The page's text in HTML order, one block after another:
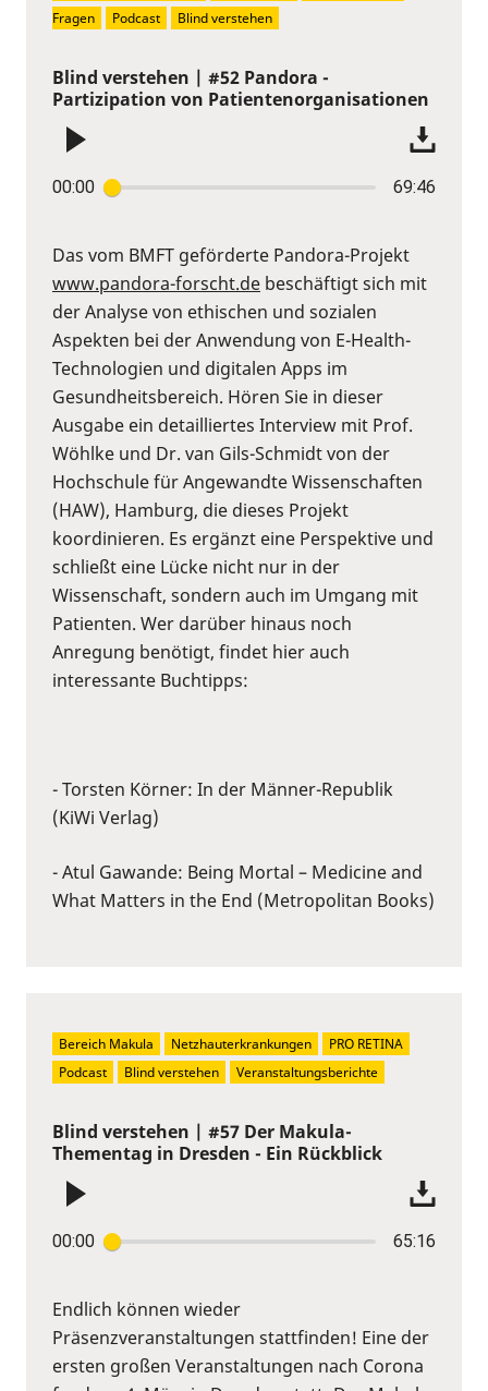
Blind verstehen | #52 Pandora -
Partizipation von Patientenorganisationen
00:00 69:46
Das vom BMFT geförderte Pandora-Projekt
www.pandora-forscht.de beschäftigt sich mit
der Analyse von ethischen und sozialen
Aspekten bei der Anwendung von E-Health-
Technologien und digitalen Apps im
Gesundheitsbereich. Hören Sie in dieser
Ausgabe ein detailliertes Interview mit Prof.
Wöhlke und Dr. van Gils-Schmidt von der
Hochschule für Angewandte Wissenschaften
(HAW), Hamburg, die dieses Projekt
koordinieren. Es ergänzt eine Perspektive und
schließt eine Lücke nicht nur in der
Wissenschaft, sondern auch im Umgang mit
Patienten. Wer darüber hinaus noch
Anregung benötigt, findet hier auch
interessante Buchtipps:
- Torsten Körner: In der Männer-Republik
(KiWi Verlag)
- Atul Gawande: Being Mortal – Medicine and
What Matters in the End (Metropolitan Books)
Fragen
Podcast Blind verstehen
Blind verstehen | #57 Der Makula-
Thementag in Dresden - Ein Rückblick
00:00 65:16
Endlich können wieder
Präsenzveranstaltungen stattfinden! Eine der
ersten großen Veranstaltungen nach Corona
Bereich Makula Netzhauterkrankungen
PRO RETINA
Podcast
Blind verstehen Veranstaltungsberichte